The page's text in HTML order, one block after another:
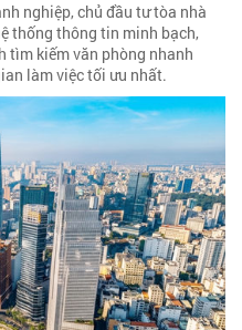
nghiệp, chủ đầu tư tòa nhà
thống thông tin minh bạch,
tìm kiếm văn phòng nhanh
làm việc tối ưu nhất.